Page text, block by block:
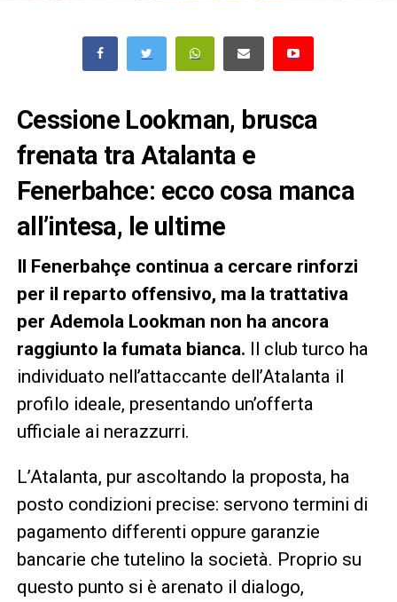
Cessione Lookman, brusca
frenata tra Atalanta e
Fenerbahce: ecco cosa manca
all’intesa, le ultime
Il Fenerbahçe continua a cercare rinforzi
per il reparto offensivo, ma la trattativa
per Ademola Lookman non ha ancora
raggiunto la fumata bianca. Il club turco ha
individuato nell’attaccante dell’Atalanta il
profilo ideale, presentando un’offerta
ufficiale ai nerazzurri.
L’Atalanta, pur ascoltando la proposta, ha
posto condizioni precise: servono termini di
pagamento differenti oppure garanzie
bancarie che tutelino la società. Proprio su
questo punto si è arenato il dialogo,